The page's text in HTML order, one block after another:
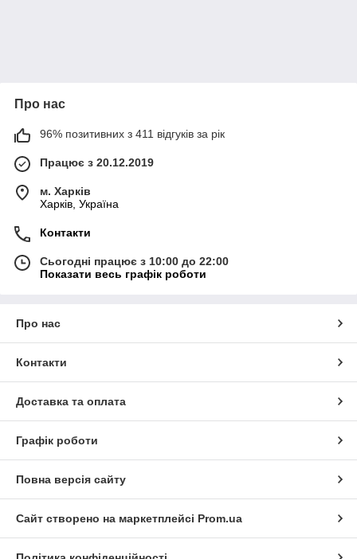
Про нас
96% позитивних з 411 відгуків за рік
Працює з 20.12.2019
м. Харків
Харків, Україна
Контакти
Сьогодні працює з 10:00 до 22:00
Показати весь графік роботи
Про нас
Контакти
Доставка та оплата
Графік роботи
Повна версія сайту
Сайт створено на маркетплейсі Prom.ua